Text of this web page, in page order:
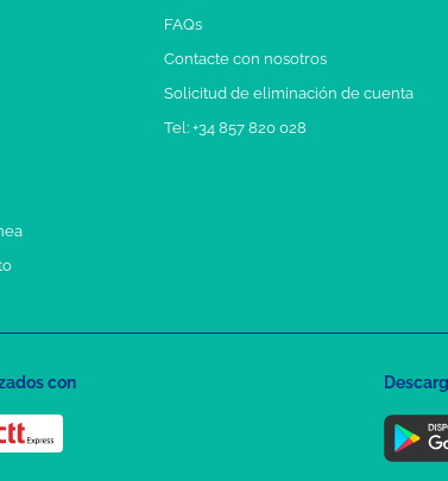
FAQs
Contacte con nosotros
Solicitud de eliminación de cuenta
Tel: +34 857 820 028
con